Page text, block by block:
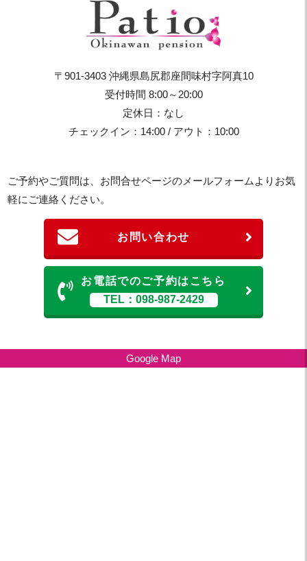
〒901-3403 沖縄県島尻郡座間味村字阿真10
受付時間 8:00～20:00
定休日：なし
チェックイン：14:00 / アウト：10:00
ご予約やご質問は、お問合せページのメールフォームよりお気
軽にご連絡ください。
お問い合わせ
お電話でのご予約はこちら
TEL：098-987-2429
Google Map